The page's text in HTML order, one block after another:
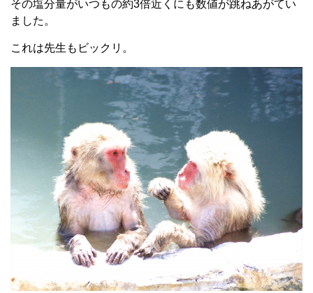
その塩分量がいつもの約3倍近くにも数値が跳ねあがてい
ました。
これは先生もビックリ。